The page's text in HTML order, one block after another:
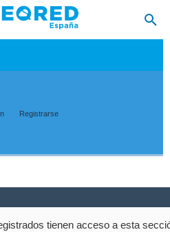
Registrarse
tienen acceso a esta